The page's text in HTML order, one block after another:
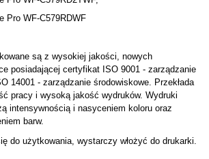
Pro WF-C579RDWF
są z wysokiej jakości, nowych
posiadającej certyfikat ISO 9001 - zarządzanie
14001 - zarządzanie środowiskowe. Przekłada
pracy i wysoką jakość wydruków. Wydruki
intensywnością i nasyceniem koloru oraz
barw.
do użytkowania, wystarczy włożyć do drukarki.